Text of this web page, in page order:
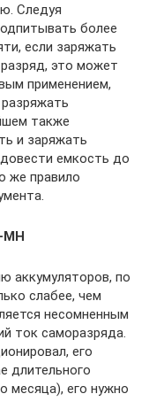
Следуя
более
если заряжать
это может
применением,
также
и заряжать
емкость до
же правило
аккумуляторов, по
слабее, чем
несомненным
ток саморазряда.
его
длительного
месяца), его нужно